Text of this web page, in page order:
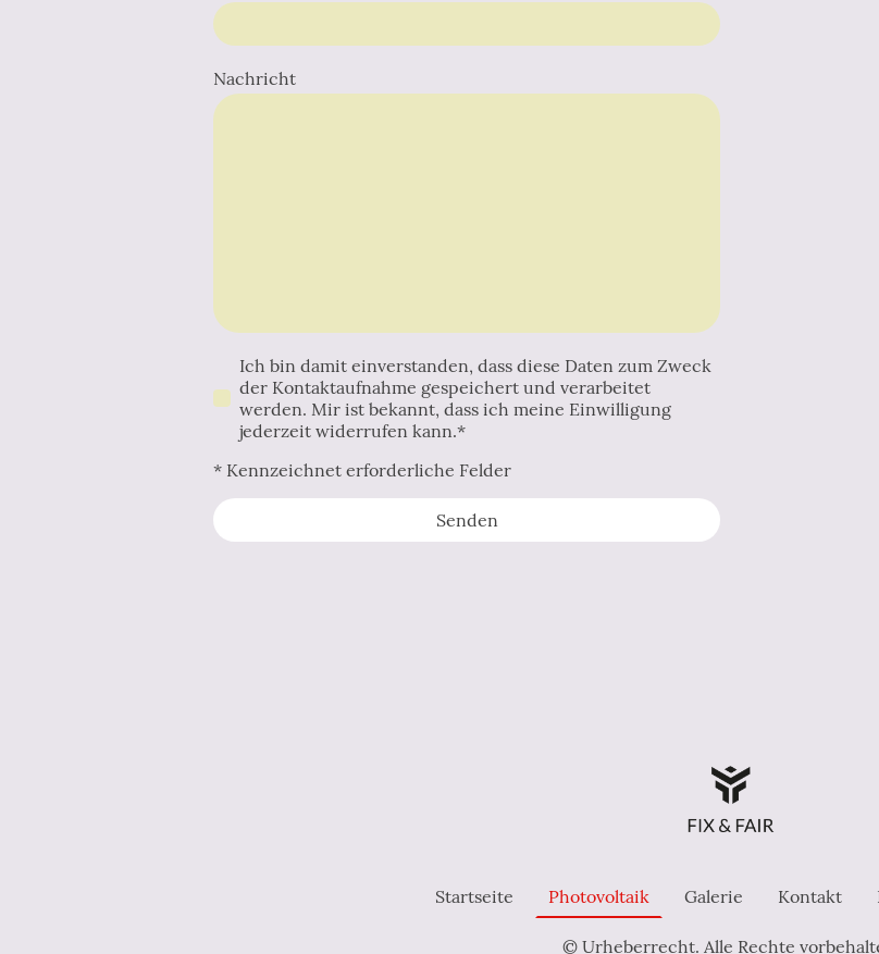
Nachricht
Ich bin damit einverstanden, dass diese Daten zum Zweck
der Kontaktaufnahme gespeichert und verarbeitet
werden. Mir ist bekannt, dass ich meine Einwilligung
jederzeit widerrufen kann.*
* Kennzeichnet erforderliche Felder
Senden
Startseite Photovoltaik Galerie Kontakt
© Urheberrecht. Alle Rechte